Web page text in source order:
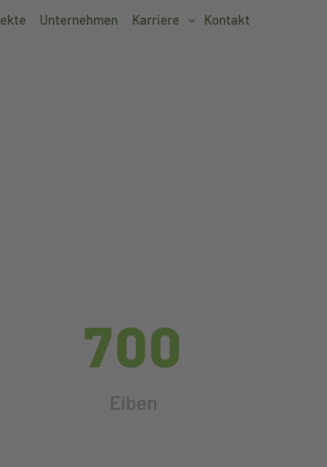
Unternehmen Karriere Kontakt
700
Eiben